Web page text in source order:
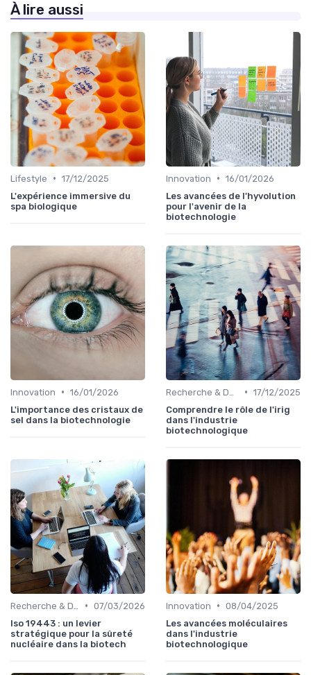
À lire aussi
Lifestyle • 17/12/2025
L'expérience immersive du
spa biologique
Innovation • 16/01/2026
Les avancées de l'hyvolution
pour l'avenir de la
biotechnologie
Innovation • 16/01/2026
L'importance des cristaux de
sel dans la biotechnologie
• 17/12/2025
Comprendre le rôle de l'irig
dans l'industrie
biotechnologique
• 07/03/2026
Iso 19443 : un levier
stratégique pour la sûreté
nucléaire dans la biotech
Innovation • 08/04/2025
Les avancées moléculaires
dans l'industrie
biotechnologique